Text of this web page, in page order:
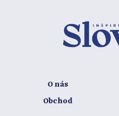
O nás
Obchod